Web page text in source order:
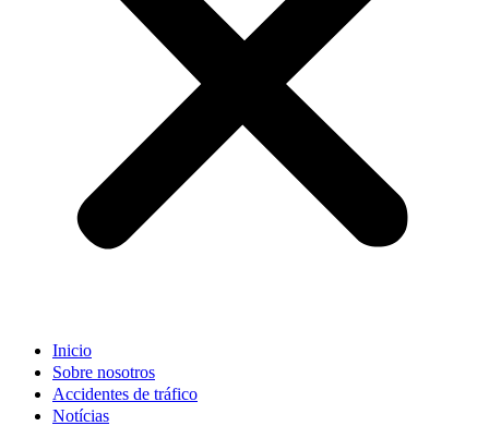
Inicio
Sobre nosotros
Accidentes de tráfico
Notícias